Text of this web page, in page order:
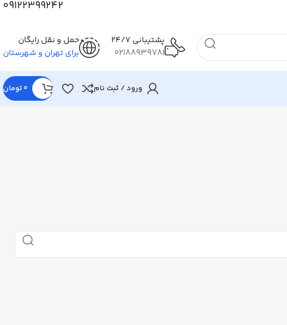
09122399242
پشتیبانی 24/7
02188939781
حمل و نقل رایگان
برای تهران و شهرستان
ورود / ثبت نام 0 تومان